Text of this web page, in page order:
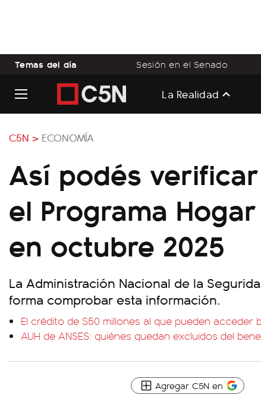
Temas del día Sesión en el Senado
La Realidad
C5N > ECONOMÍA
Así podés
el Programa Hogar
en octubre 2025
La Administración Nacional de la
forma comprobar esta información.
El crédito de $50 millones al que pueden acceder
AUH de ANSES: quiénes quedan excluidos del
Agregar C5N en